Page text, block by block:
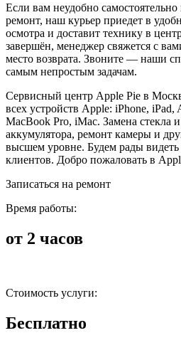
Если вам неудобно самостоятельно
ремонт, наш курьер приедет в
осмотра и доставит технику в
завершён, менеджер свяжется с
место возврата. Звоните — наши
самым непростым задачам.
Сервисный центр Apple Pie в
всех устройств Apple: iPhone,
MacBook Pro, iMac. Замена стекла
аккумулятора, ремонт камеры и
высшем уровне. Будем рады
клиентов. Добро пожаловать в
Записаться на ремонт
Время работы:
от 2 часов
Стоимость услуги:
Бесплатно